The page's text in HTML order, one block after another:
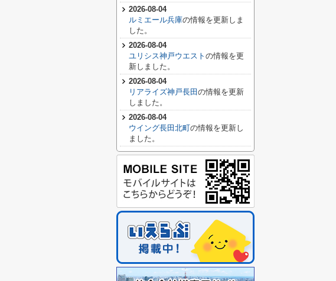
2026-08-04
ルミエール兵庫の情報を更新しま
した。
2026-08-04
ユリシス神戸ウエスト の情報を更
新しました。
2026-08-04
リアライズ神戸長田 の情報を更新
しました。
2026-08-04
ウイング長田北町の情報を更新し
ました。